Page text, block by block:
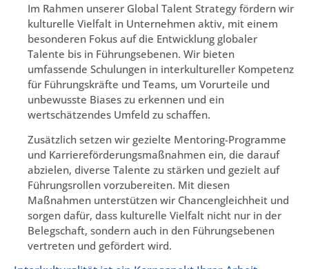
Im Rahmen unserer Global Talent Strategy fördern wir
kulturelle Vielfalt in Unternehmen aktiv, mit einem
besonderen Fokus auf die Entwicklung globaler
Talente bis in Führungsebenen. Wir bieten
umfassende Schulungen in interkultureller Kompetenz
für Führungskräfte und Teams, um Vorurteile und
unbewusste Biases zu erkennen und ein
wertschätzendes Umfeld zu schaffen.
Zusätzlich setzen wir gezielte Mentoring-Programme
und Karriereförderungsmaßnahmen ein, die darauf
abzielen, diverse Talente zu stärken und gezielt auf
Führungsrollen vorzubereiten. Mit diesen
Maßnahmen unterstützen wir Chancengleichheit und
sorgen dafür, dass kulturelle Vielfalt nicht nur in der
Belegschaft, sondern auch in den Führungsebenen
vertreten und gefördert wird.